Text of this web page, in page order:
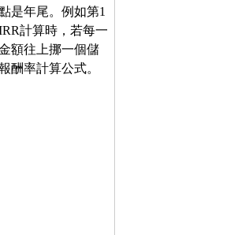
是年尾。例如第1
計算時，若每一
額往上挪一個儲
酬率計算公式。